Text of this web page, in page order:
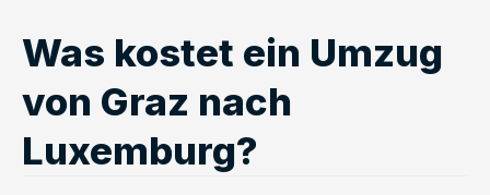
Was kostet ein Umzug
von Graz nach
Luxemburg?